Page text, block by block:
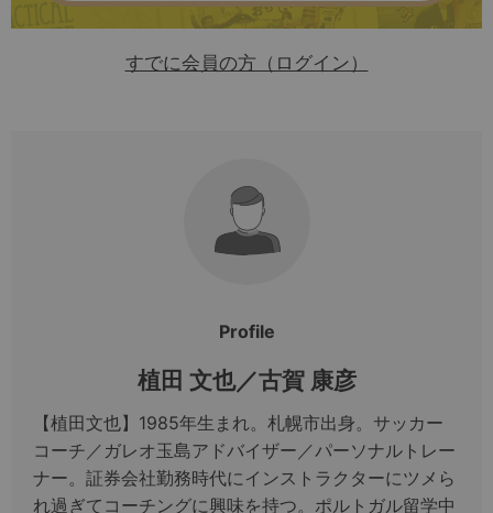
すでに会員の方（ログイン）
Profile
植田 文也／古賀 康彦
【植田文也】1985年生まれ。札幌市出身。サッカー
コーチ／ガレオ玉島アドバイザー／パーソナルトレー
ナー。証券会社勤務時代にインストラクターにツメら
れ過ぎてコーチングに興味を持つ。ポルトガル留学中